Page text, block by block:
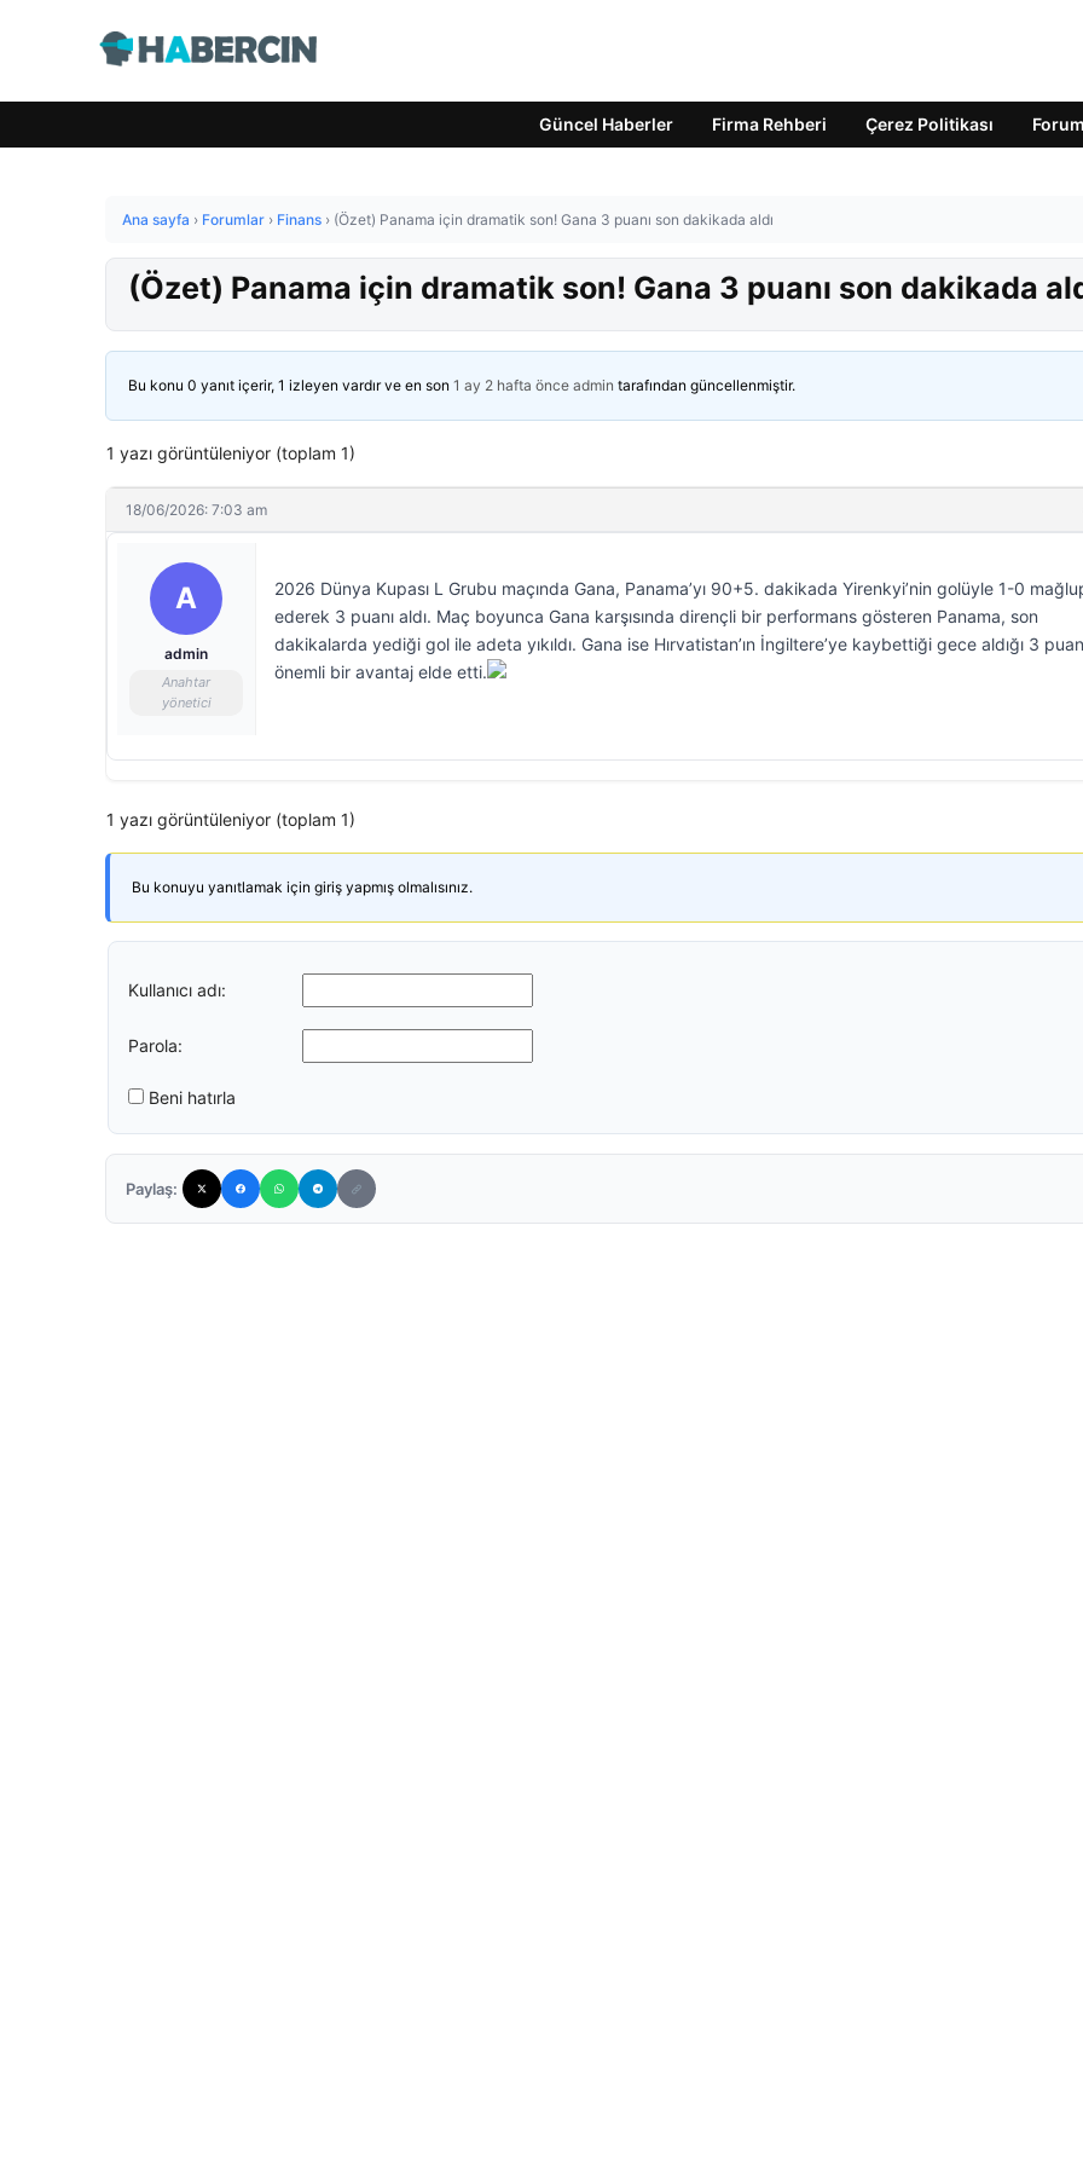
Güncel Haberler Firma Rehberi Çerez Politikası Forum
Ana sayfa › Forumlar › Finans › (Özet) Panama için dramatik son! Gana 3 puanı son dakikada aldı
(Özet) Panama için dramatik son! Gana 3 puanı son dakikada
Bu konu 0 yanıt içerir, 1 izleyen vardır ve en son 1 ay 2 hafta önce admin tarafından güncellenmiştir.
1 yazı görüntüleniyor (toplam 1)
18/06/2026: 7:03 am
A
admin
Anahtar
yönetici
2026 Dünya Kupası L Grubu maçında Gana, Panama’yı 90+5. dakikada Yirenkyi’nin golüyle 1-0
ederek 3 puanı aldı. Maç boyunca Gana karşısında dirençli bir performans gösteren Panama, son
dakikalarda yediği gol ile adeta yıkıldı. Gana ise Hırvatistan’ın İngiltere’ye kaybettiği gece aldığı 3
önemli bir avantaj elde etti.
1 yazı görüntüleniyor (toplam 1)
Bu konuyu yanıtlamak için giriş yapmış olmalısınız.
Kullanıcı adı:
Parola:
Beni hatırla
Paylaş: